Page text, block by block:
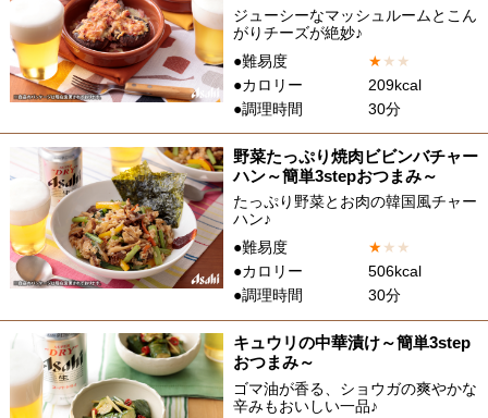
ジューシーなマッシュルームとこん
がりチーズが絶妙♪
●難易度
★★ ★
●カロリー
209kcal
●調理時間
30分
野菜たっぷり焼肉ビビンバチャー
ハン～簡単3stepおつまみ～
たっぷり野菜とお肉の韓国風チャー
ハン♪
●難易度
★★ ★
●カロリー
506kcal
●調理時間
30分
キュウリの中華漬け～簡単3step
おつまみ～
ゴマ油が香る、ショウガの爽やかな
辛みもおいしい一品♪